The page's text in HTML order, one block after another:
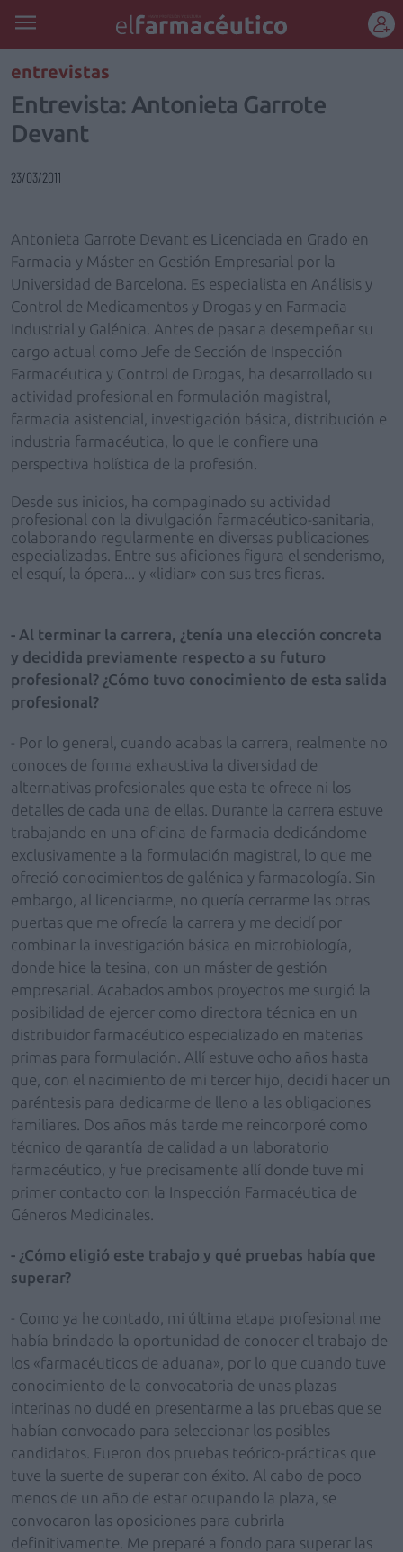
entrevistas
Entrevista: Antonieta Garrote
Devant
23/03/2011
Antonieta Garrote Devant es Licenciada en Grado en
Farmacia y Máster en Gestión Empresarial por la
Universidad de Barcelona. Es especialista en Análisis y
Control de Medicamentos y Drogas y en Farmacia
Industrial y Galénica. Antes de pasar a desempeñar su
cargo actual como Jefe de Sección de Inspección
Farmacéutica y Control de Drogas, ha desarrollado su
actividad profesional en formulación magistral,
farmacia asistencial, investigación básica, distribución e
industria farmacéutica, lo que le confiere una
perspectiva holística de la profesión.
Desde sus inicios, ha compaginado su actividad
profesional con la divulgación farmacéutico-sanitaria,
colaborando regularmente en diversas publicaciones
especializadas. Entre sus aficiones figura el senderismo,
el esquí, la ópera... y «lidiar» con sus tres fieras.
- Al terminar la carrera, ¿tenía una elección concreta
y decidida previamente respecto a su futuro
profesional? ¿Cómo tuvo conocimiento de esta salida
profesional?
- Por lo general, cuando acabas la carrera, realmente no
conoces de forma exhaustiva la diversidad de
alternativas profesionales que esta te ofrece ni los
detalles de cada una de ellas. Durante la carrera estuve
trabajando en una oficina de farmacia dedicándome
exclusivamente a la formulación magistral, lo que me
ofreció conocimientos de galénica y farmacología. Sin
embargo, al licenciarme, no quería cerrarme las otras
puertas que me ofrecía la carrera y me decidí por
combinar la investigación básica en microbiología,
donde hice la tesina, con un máster de gestión
empresarial. Acabados ambos proyectos me surgió la
posibilidad de ejercer como directora técnica en un
distribuidor farmacéutico especializado en materias
primas para formulación. Allí estuve ocho años hasta
que, con el nacimiento de mi tercer hijo, decidí hacer un
paréntesis para dedicarme de lleno a las obligaciones
familiares. Dos años más tarde me reincorporé como
técnico de garantía de calidad a un laboratorio
farmacéutico, y fue precisamente allí donde tuve mi
primer contacto con la Inspección Farmacéutica de
Géneros Medicinales.
- ¿Cómo eligió este trabajo y qué pruebas había que
superar?
- Como ya he contado, mi última etapa profesional me
había brindado la oportunidad de conocer el trabajo de
los «farmacéuticos de aduana», por lo que cuando tuve
conocimiento de la convocatoria de unas plazas
interinas no dudé en presentarme a las pruebas que se
habían convocado para seleccionar los posibles
candidatos. Fueron dos pruebas teórico-prácticas que
tuve la suerte de superar con éxito. Al cabo de poco
menos de un año de estar ocupando la plaza, se
convocaron las oposiciones para cubrirla
definitivamente. Me preparé a fondo para superar las